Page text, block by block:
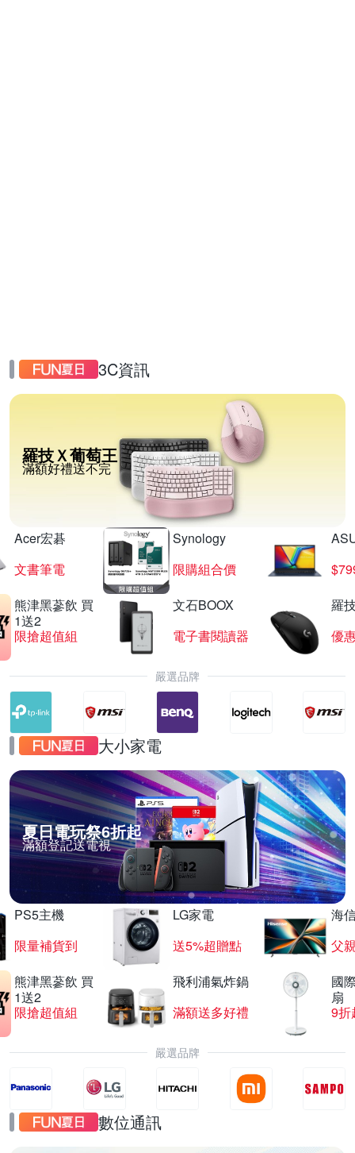
3C資訊
羅技Ｘ葡萄王
滿額好禮送不完
Acer宏碁
文書筆電
Synology
限購組合價
熊津黑蔘飲 買
1送2
限搶超值組
文石BOOX
電子書閱讀器
羅
優
嚴選品牌
大小家電
夏日電玩祭6折起
滿額登記送電視
PS5主機
限量補貨到
LG家電
送5%超贈點
海
父
熊津黑蔘飲 買
1送2
限搶超值組
飛利浦氣炸鍋
滿額送多好禮
國
扇
9折
嚴選品牌
數位通訊